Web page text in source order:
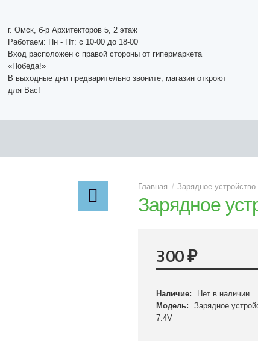
г. Омск, б-р Архитекторов 5, 2 этаж
Работаем: Пн - Пт: c 10-00 до 18-00
Вход расположен с правой стороны от гипермаркета
«Победа!»
В выходные дни предварительно звоните, магазин откроют
для Вас!
Зарядное
Зарядное
300₽
Наличие:
Нет в наличии
Модель:
Зарядное
7.4V